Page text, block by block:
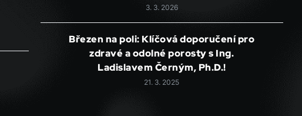
3. 3. 2026
Březen na poli: Klíčová doporučení pro
zdravé a odolné porosty s Ing.
Ladislavem Černým, Ph.D.!
21. 3. 2025